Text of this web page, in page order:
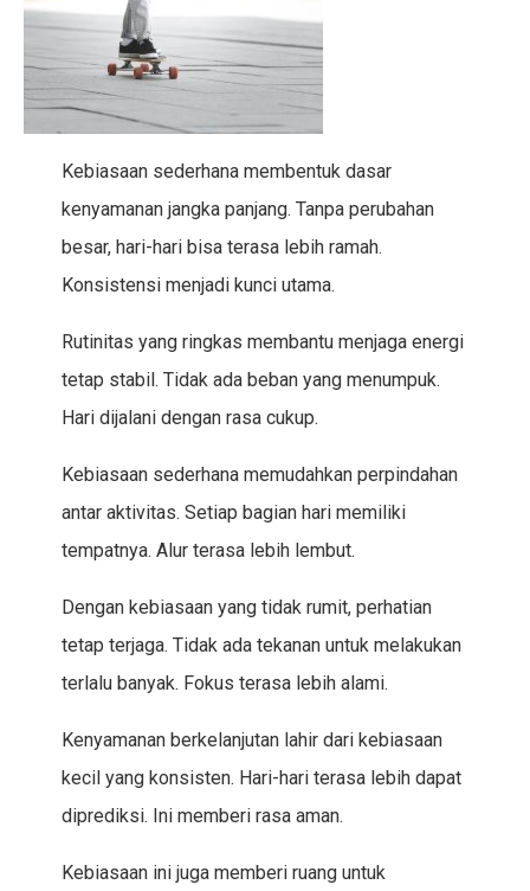
Kebiasaan sederhana membentuk dasar
kenyamanan jangka panjang. Tanpa perubahan
besar, hari-hari bisa terasa lebih ramah.
Konsistensi menjadi kunci utama.
Rutinitas yang ringkas membantu menjaga energi
tetap stabil. Tidak ada beban yang menumpuk.
Hari dijalani dengan rasa cukup.
Kebiasaan sederhana memudahkan perpindahan
antar aktivitas. Setiap bagian hari memiliki
tempatnya. Alur terasa lebih lembut.
Dengan kebiasaan yang tidak rumit, perhatian
tetap terjaga. Tidak ada tekanan untuk melakukan
terlalu banyak. Fokus terasa lebih alami.
Kenyamanan berkelanjutan lahir dari kebiasaan
kecil yang konsisten. Hari-hari terasa lebih dapat
diprediksi. Ini memberi rasa aman.
Kebiasaan ini juga memberi ruang untuk